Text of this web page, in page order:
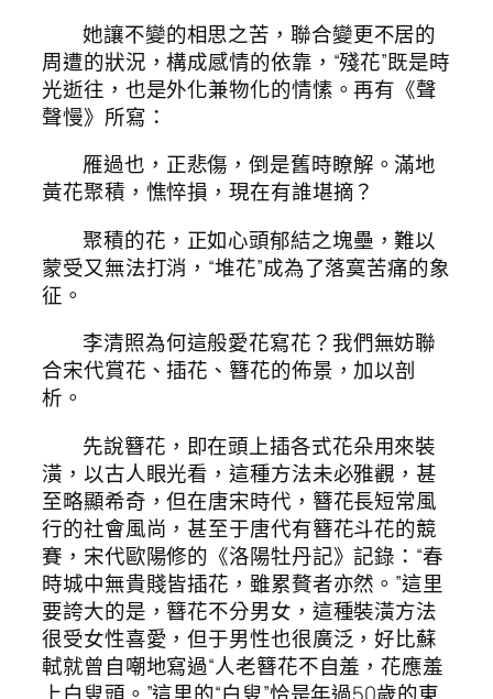
她讓不變的相思之苦，聯合變更不居的
周遭的狀況，構成感情的依靠，“殘花”既是時
光逝往，也是外化兼物化的情愫。再有《聲
聲慢》所寫：
雁過也，正悲傷，倒是舊時瞭解。滿地
黃花聚積，憔悴損，現在有誰堪摘？
聚積的花，正如心頭郁結之塊壘，難以
蒙受又無法打消，“堆花”成為了落寞苦痛的象
征。
李清照為何這般愛花寫花？我們無妨聯
合宋代賞花、插花、簪花的佈景，加以剖
析。
先說簪花，即在頭上插各式花朵用來裝
潢，以古人眼光看，這種方法未必雅觀，甚
至略顯希奇，但在唐宋時代，簪花長短常風
行的社會風尚，甚至于唐代有簪花斗花的競
賽，宋代歐陽修的《洛陽牡丹記》記錄：“春
時城中無貴賤皆插花，雖累贅者亦然。”這里
要誇大的是，簪花不分男女，這種裝潢方法
很受女性喜愛，但于男性也很廣泛，好比蘇
軾就曾自嘲地寫過“人老簪花不自羞，花應羞